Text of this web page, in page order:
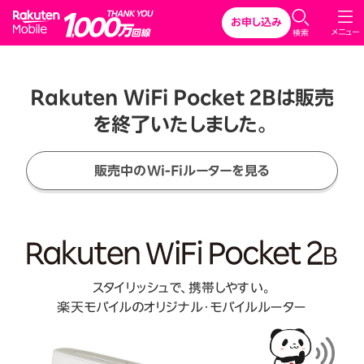
Rakuten Mobile
メニュー
検索
お申し込み
Rakuten WiFi Pocket 2Bは販売
を終了いたしました。
販売中のWi-Fiルーターを見る
スタイリッシュで、携帯しやすい。
楽天モバイルのオリジナル・モバイルルーター